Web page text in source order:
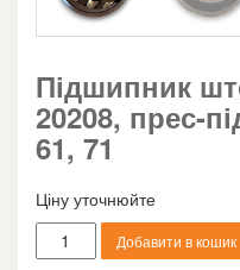
Підшипник
20208, прес-
61, 71
Ціну уточнюйте
Підшипник
штовхача
Добавити в кошик